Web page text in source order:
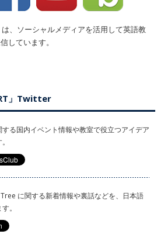
、ソーシャルメディアを活用して英語教
しています。
」Twitter
する国内イベント情報や教室で役立つアイデア
に関する新着情報や裏話などを、日本語
。